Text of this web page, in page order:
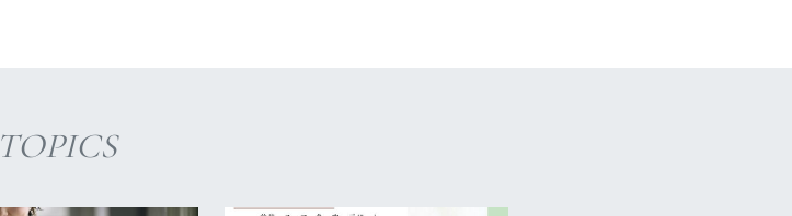
TOPICS